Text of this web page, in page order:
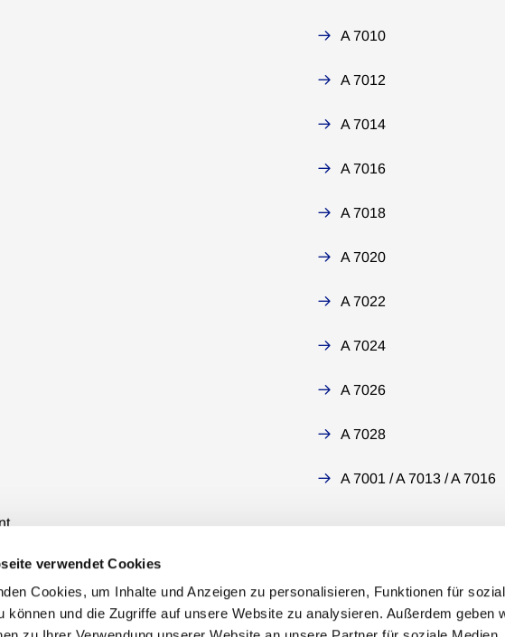
verwendet Cookies
Cookies, um Inhalte und Anzeigen zu personalisieren, Funktionen für
können und die Zugriffe auf unsere Website zu analysieren. Außerdem geben
A 7010
A 7012
A 7014
A 7016
A 7018
A 7020
A 7022
A 7024
A 7026
A 7028
A 7001 / A 7013 / A 7016